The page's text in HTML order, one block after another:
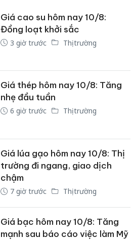
Giá cao su hôm nay 10/8:
Đồng loạt khởi sắc
3 giờ trước Thị trường
Giá thép hôm nay 10/8: Tăng
nhẹ đầu tuần
6 giờ trước Thị trường
Giá lúa gạo hôm nay 10/8: Thị
trường đi ngang, giao dịch
chậm
7 giờ trước Thị trường
Giá bạc hôm nay 10/8: Tăng
mạnh sau báo cáo việc làm Mỹ